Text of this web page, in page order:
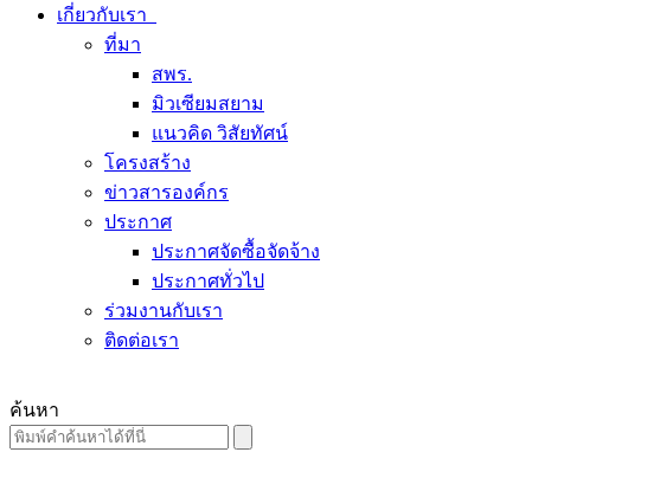
เกี่ยวกับเรา
ที่มา
สพร.
มิวเซียมสยาม
แนวคิด วิสัยทัศน์
โครงสร้าง
ข่าวสารองค์กร
ประกาศ
ประกาศจัดซื้อจัดจ้าง
ประกาศทั่วไป
ร่วมงานกับเรา
ติดต่อเรา
ค้นหา